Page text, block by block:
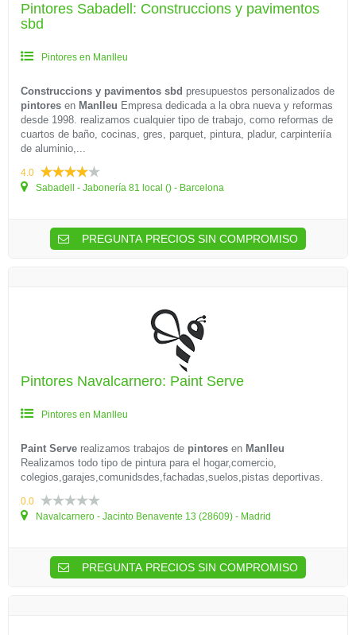
Pintores Sabadell: Construccions y pavimentos
sbd
Pintores en Manlleu
Construccions y pavimentos sbd presupuestos personalizados de
pintores en Manlleu Empresa dedicada a la obra nueva y reformas
desde 1998. realizamos cualquier tipo de trabajo, como reformas de
cuartos de baño, cocinas, gres, parquet, pintura, pladur, carpinteriía
de aluminio,...
4.0
Sabadell - Jabonería 81 local () - Barcelona
PREGUNTA PRECIOS SIN COMPROMISO
Pintores Navalcarnero: Paint Serve
Pintores en Manlleu
Paint Serve realizamos trabajos de pintores en Manlleu
Realizamos todo tipo de pintura para el hogar,comercio,
colegios,garajes,comunidsdes,fachadas,suelos,pistas deportivas.
0.0
Navalcarnero - Jacinto Benavente 13 (28609) - Madrid
PREGUNTA PRECIOS SIN COMPROMISO